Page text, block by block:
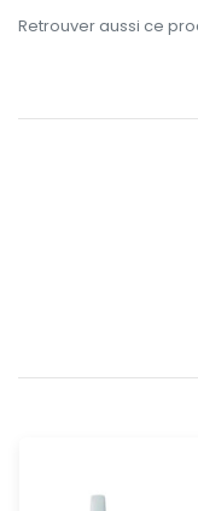
Retrouver aussi ce